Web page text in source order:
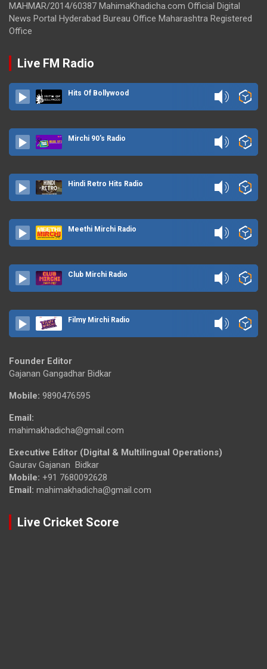
MAHMAR/2014/60387 MahimaKhadicha.com Official Digital
News Portal Hyderabad Bureau Office Maharashtra Registered
Office
Live FM Radio
Hits Of Bollywood
Mirchi 90's Radio
Hindi Retro Hits Radio
Meethi Mirchi Radio
Club Mirchi Radio
Filmy Mirchi Radio
Founder Editor
Gajanan Gangadhar Bidkar
Mobile: 9890476595
Email:
mahimakhadicha@gmail.com
Executive Editor (Digital & Multilingual Operations)
Gaurav Gajanan Bidkar
Mobile: +91 7680092628
Email: mahimakhadicha@gmail.com
Live Cricket Score